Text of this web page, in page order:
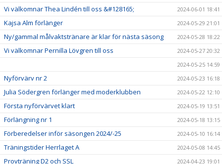
Vi välkomnar Thea Lindén till oss &#128165; 2024-06-01 18:41
Kajsa Alm förlänger 2024-05-29 21:01
Ny/gammal målvaktstränare är klar för nästa säsong 2024-05-28 18:22
Vi välkomnar Pernilla Lövgren till oss
2024-05-27 20:32
2024-05-25 14:59
Nyförvärv nr 2 2024-05-23 16:18
Julia Södergren förlänger med moderklubben 2024-05-22 12:10
Första nyförvärvet klart 2024-05-19 13:51
Förlängning nr 1 2024-05-18 13:15
Förberedelser inför säsongen 2024/-25 2024-05-10 16:14
Träningstider Herrlaget A 2024-05-08 14:45
Provträning D2 och SSL 2024-04-23 19:01